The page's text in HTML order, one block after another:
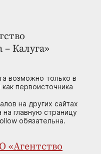
Калуга»
возможно только в
первоисточника
на других сайтах
на главную страницу
обязательна.
«Агентство